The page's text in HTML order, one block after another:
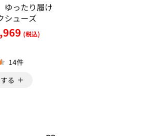
ったり履け
シューズ
(税込)
14件
る